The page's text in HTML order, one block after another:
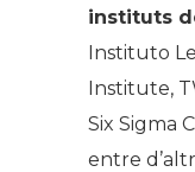
instituts
Instituto
Institute,
Six Sigma
entre